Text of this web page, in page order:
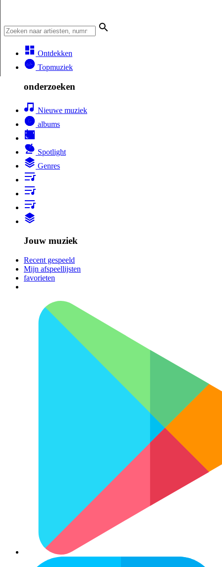
Ontdekken
Topmuziek
onderzoeken
Nieuwe muziek
albums
Spotlight
Genres
Jouw muziek
Recent gespeeld
Mijn afspeellijsten
favorieten